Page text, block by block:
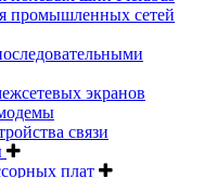
промышленных сетей
экранов
связи
плат